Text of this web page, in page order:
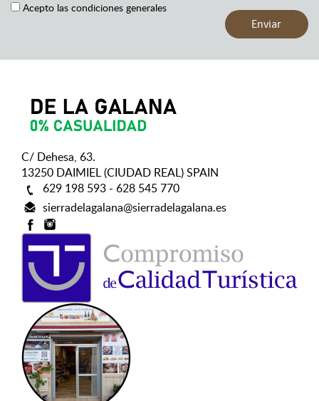
Acepto las condiciones generales
C/ Dehesa, 63.
13250 DAIMIEL (CIUDAD REAL) SPAIN
629 198 593 - 628 545 770
sierradelagalana@sierradelagalana.es